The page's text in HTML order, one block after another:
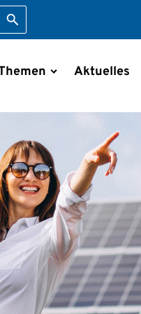
Suche starten
Aktuelles